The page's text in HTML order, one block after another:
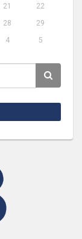
21
22
28
29
4 5